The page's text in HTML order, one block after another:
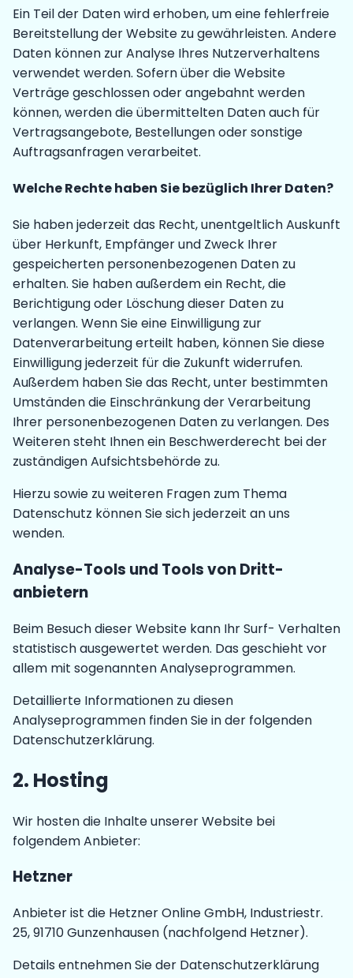
Ein Teil der Daten wird erhoben, um eine fehlerfreie
Bereitstellung der Website zu gewährleisten. Andere
Daten können zur Analyse Ihres Nutzerverhaltens
verwendet werden. Sofern über die Website
Verträge geschlossen oder angebahnt werden
können, werden die übermittelten Daten auch für
Vertragsangebote, Bestellungen oder sonstige
Auftragsanfragen verarbeitet.
Welche Rechte haben Sie bezüglich Ihrer Daten?
Sie haben jederzeit das Recht, unentgeltlich Auskunft
über Herkunft, Empfänger und Zweck Ihrer
gespeicherten personenbezogenen Daten zu
erhalten. Sie haben außerdem ein Recht, die
Berichtigung oder Löschung dieser Daten zu
verlangen. Wenn Sie eine Einwilligung zur
Datenverarbeitung erteilt haben, können Sie diese
Einwilligung jederzeit für die Zukunft widerrufen.
Außerdem haben Sie das Recht, unter bestimmten
Umständen die Einschränkung der Verarbeitung
Ihrer personenbezogenen Daten zu verlangen. Des
Weiteren steht Ihnen ein Beschwerderecht bei der
zuständigen Aufsichtsbehörde zu.
Hierzu sowie zu weiteren Fragen zum Thema
Datenschutz können Sie sich jederzeit an uns
wenden.
Analyse-Tools und Tools von Dritt­
anbietern
Beim Besuch dieser Website kann Ihr Surf- Verhalten
statistisch ausgewertet werden. Das geschieht vor
allem mit sogenannten Analyseprogrammen.
Detaillierte Informationen zu diesen
Analyseprogrammen finden Sie in der folgenden
Datenschutzerklärung.
2. Hosting
Wir hosten die Inhalte unserer Website bei
folgendem Anbieter:
Hetzner
Anbieter ist die Hetzner Online GmbH, Industriestr.
25, 91710 Gunzenhausen (nachfolgend Hetzner).
Details entnehmen Sie der Datenschutzerklärung